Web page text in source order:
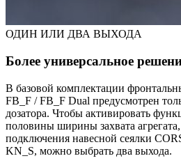
ОДИН ИЛИ ДВА ВЫХОДА
Более универсальное
В базовой комплектации
FB_F / FB_F Dual предусмотрен
дозатора. Чтобы активировать
половины ширины захвата
подключения навесной сеялки
KN_S, можно выбрать два выхода.